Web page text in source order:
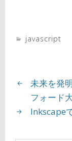
javascript
未来を発
フォード
Inkscape